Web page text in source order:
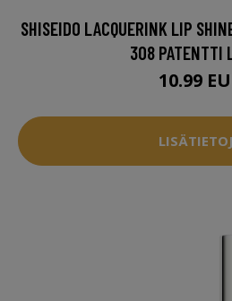
SHISEIDO LACQUERINK LIP
308 PATENTTI
10.99